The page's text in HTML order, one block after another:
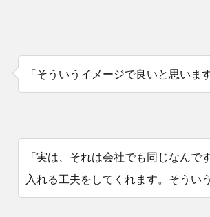
「そういうイメージで良いと思います
「実は、それは会社でも同じなん
入れる工夫をしてくれます。そうい